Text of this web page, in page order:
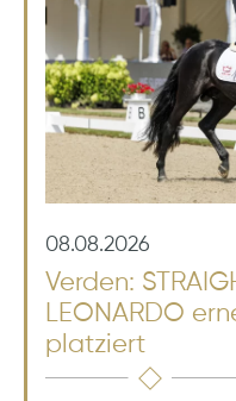
08.08.2026
Verden:
LEONARDO
platziert